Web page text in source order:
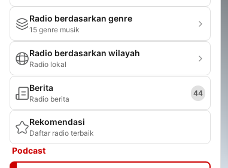
Radio berdasarkan genre
15 genre musik
Radio berdasarkan wilayah
Radio lokal
Berita
Radio berita
44
Rekomendasi
Daftar radio terbaik
Podcast